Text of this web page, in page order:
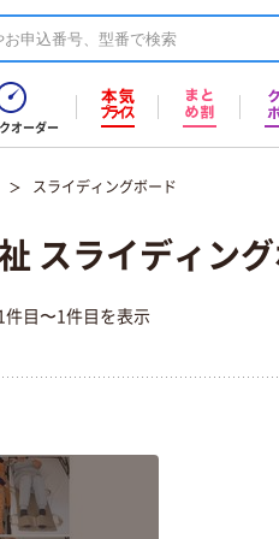
オーダー
スライディングボード
スライディン
件目〜1件目を表示